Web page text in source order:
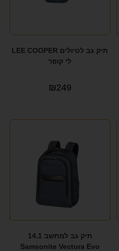
תיק גב לטיולים LEE COOPER
לי קופר
₪249
תיק גב למחשב 14.1
Samsonite Vectura Evo